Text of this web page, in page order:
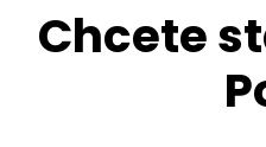
Chcete